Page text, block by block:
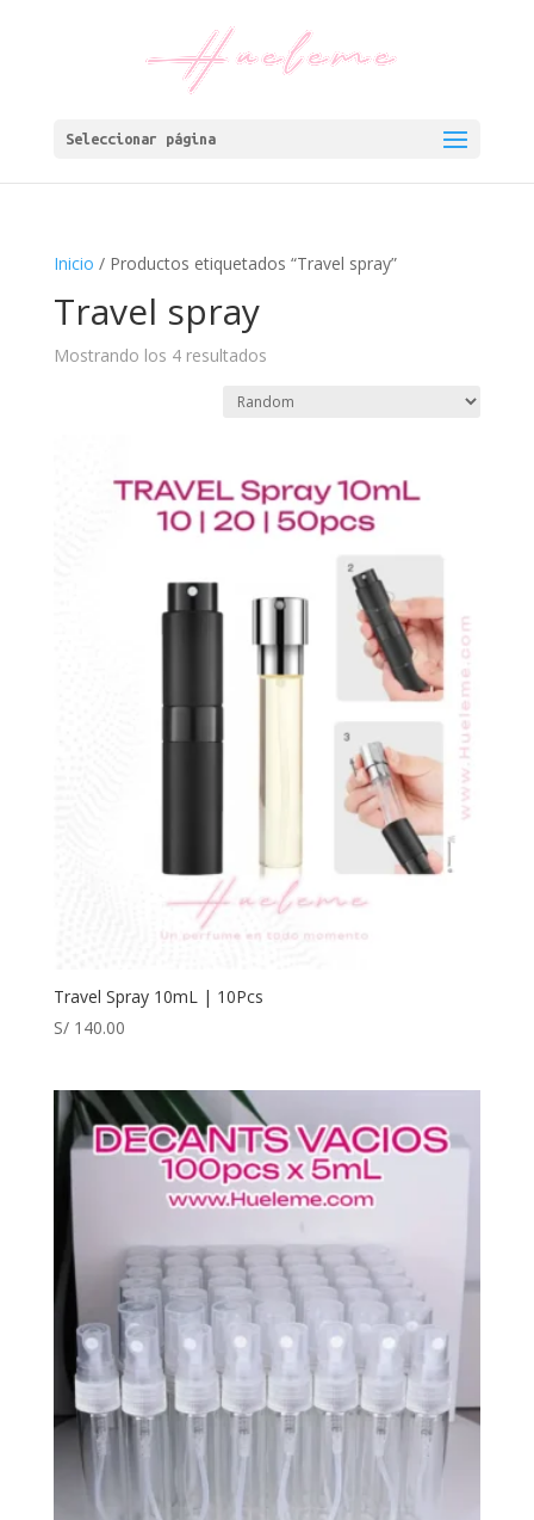
Seleccionar página
Inicio / Productos etiquetados “Travel spray”
Travel spray
Mostrando los 4 resultados
Travel Spray 10mL | 10Pcs
S/140.00